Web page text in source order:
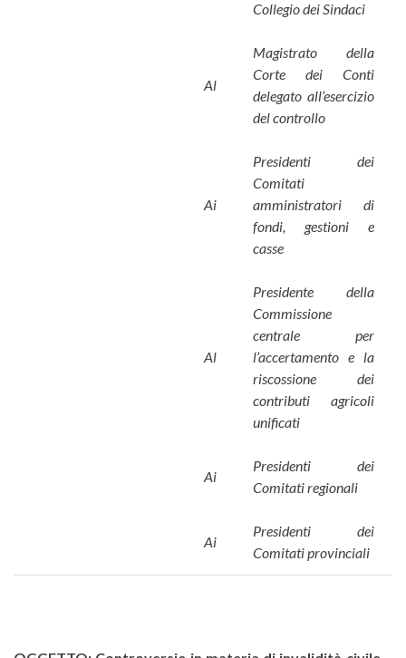
Collegio dei Sindaci
Al
Magistrato della
Corte dei Conti
delegato all’esercizio
del controllo
Ai
Presidenti dei
Comitati
amministratori di
fondi, gestioni e
casse
Al
Presidente della
Commissione
centrale per
l’accertamento e la
riscossione dei
contributi agricoli
unificati
Ai
Presidenti dei
Comitati regionali
Ai
Presidenti dei
Comitati provinciali